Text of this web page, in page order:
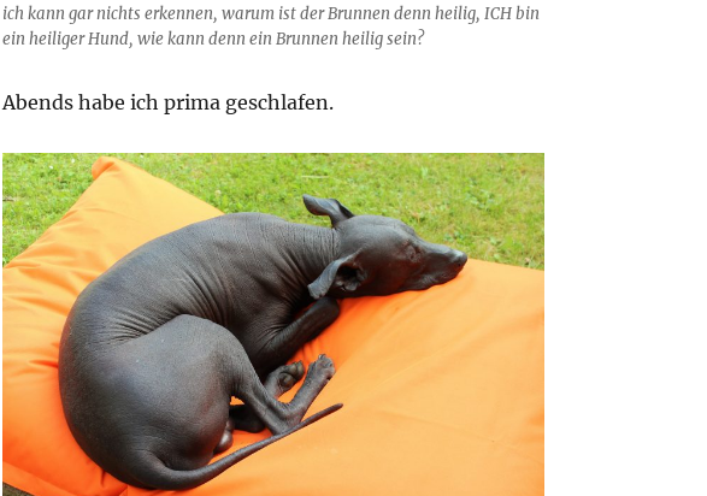
ich kann gar nichts erkennen, warum ist der Brunnen denn heilig, ICH bin
ein heiliger Hund, wie kann denn ein Brunnen heilig sein?
Abends habe ich prima geschlafen.